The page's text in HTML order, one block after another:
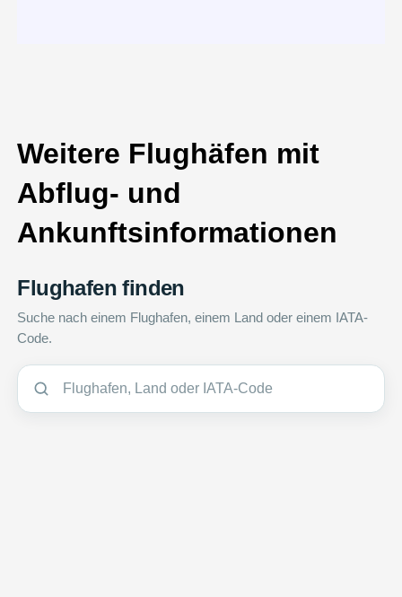
Weitere Flughäfen mit
Abflug- und
Ankunftsinformationen
Flughafen finden
Suche nach einem Flughafen, einem Land oder einem IATA-
Code.